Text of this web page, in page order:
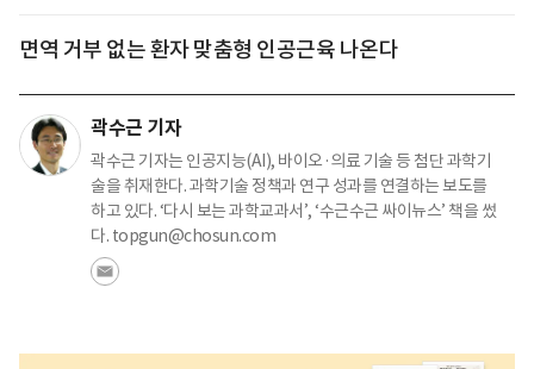
면역 거부 없는 환자 맞춤형 인공근육 나온다
곽수근 기자
곽수근 기자는 인공지능(AI), 바이오·의료 기술 등 첨단 과학기
술을 취재한다. 과학기술 정책과 연구 성과를 연결하는 보도를
하고 있다. ‘다시 보는 과학교과서’, ‘수근수근 싸이뉴스’ 책을 썼
다. topgun@chosun.com